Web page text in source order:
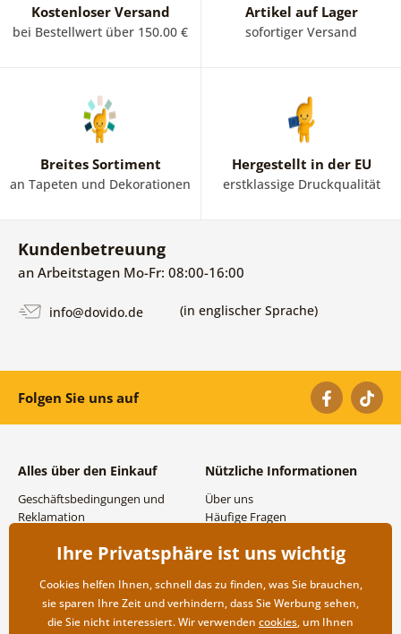
Kostenloser Versand
bei Bestellwert über 150.00 €
Artikel auf Lager
sofortiger Versand
Breites Sortiment
an Tapeten und Dekorationen
Hergestellt in der EU
erstklassige Druckqualität
Kundenbetreuung
an Arbeitstagen Mo-Fr: 08:00-16:00
info@dovido.de (in englischer Sprache)
Folgen Sie uns auf
Alles über den Einkauf
Geschäftsbedingungen und
Reklamation
Versand- und
Rücksendung der Ware
Nützliche Informationen
Über uns
Häufige Fragen
Großhandel und
Ihre Privatsphäre ist uns wichtig
Cookies helfen Ihnen, schnell das zu finden, was Sie brauchen,
sie sparen Ihre Zeit und verhindern, dass Sie Werbung sehen,
die Sie nicht interessiert. Wir verwenden cookies, um Ihnen